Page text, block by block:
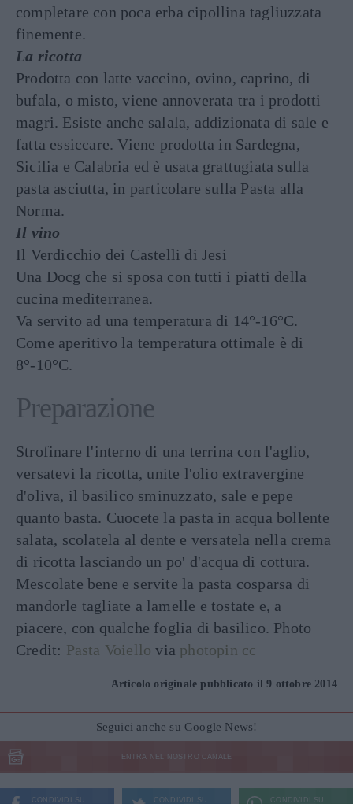
completare con poca erba cipollina tagliuzzata
finemente.
La ricotta
Prodotta con latte vaccino, ovino, caprino, di
bufala, o misto, viene annoverata tra i prodotti
magri. Esiste anche salala, addizionata di sale e
fatta essiccare. Viene prodotta in Sardegna,
Sicilia e Calabria ed è usata grattugiata sulla
pasta asciutta, in particolare sulla Pasta alla
Norma.
Il vino
Il Verdicchio dei Castelli di Jesi
Una Docg che si sposa con tutti i piatti della
cucina mediterranea.
Va servito ad una temperatura di 14°-16°C.
Come aperitivo la temperatura ottimale è di
8°-10°C.
Preparazione
Strofinare l'interno di una terrina con l'aglio,
versatevi la ricotta, unite l'olio extravergine
d'oliva, il basilico sminuzzato, sale e pepe
quanto basta. Cuocete la pasta in acqua bollente
salata, scolatela al dente e versatela nella crema
di ricotta lasciando un po' d'acqua di cottura.
Mescolate bene e servite la pasta cosparsa di
mandorle tagliate a lamelle e tostate e, a
piacere, con qualche foglia di basilico. Photo
Credit: Pasta Voiello via photopin cc
Articolo originale pubblicato il 9 ottobre 2014
Seguici anche su Google News!
ENTRA NEL NOSTRO CANALE
CONDIVIDI SU CONDIVIDI SU CONDIVIDI SU